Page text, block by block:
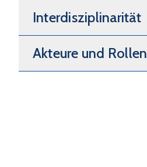
Interdisziplinarität
Akteure und Rollen